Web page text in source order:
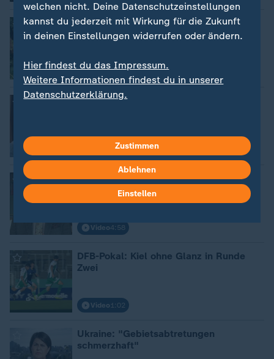
Pflanzeninseln, die Kühle spenden
Video2:40
Europa-Delegation "als große
4:05
Ukraine-Gipfel: "Nicht auf Amerikaner
Video4:58
DFB-Pokal: Kiel ohne Glanz in Runde
Zwei
Video 1:02
Ukraine: "Gebietsabtretungen
schmerzhaft"
welchen nicht. Deine Datenschutzeinstellungen
kannst du jederzeit mit Wirkung für die Zukunft
in deinen Einstellungen widerrufen oder ändern.
Hier findest du das Impressum.
Weitere Informationen findest du in unserer
Datenschutzerklärung.
Zustimmen
Ablehnen
Einstellen